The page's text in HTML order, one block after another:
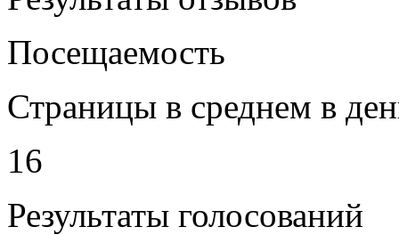
Посещаемость
Страницы в среднем в
16
Результаты голосований